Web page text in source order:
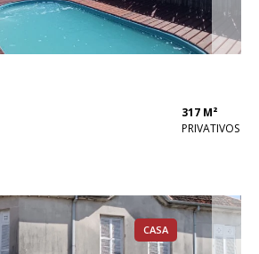
317 M²
PRIVATIVOS
CASA